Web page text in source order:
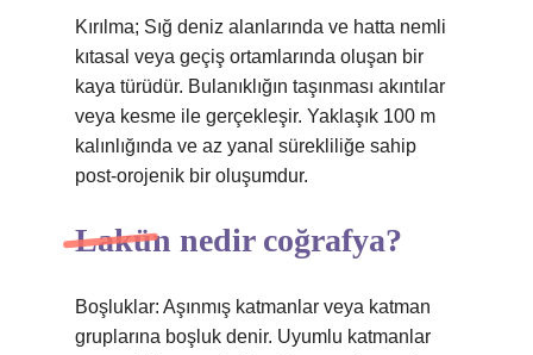
Kırılma; Sığ deniz alanlarında ve hatta nemli
kıtasal veya geçiş ortamlarında oluşan bir
kaya türüdür. Bulanıklığın taşınması akıntılar
veya kesme ile gerçekleşir. Yaklaşık 100 m
kalınlığında ve az yanal sürekliliğe sahip
post-orojenik bir oluşumdur.
Lakün nedir coğrafya?
Boşluklar: Aşınmış katmanlar veya katman
gruplarına boşluk denir. Uyumlu katmanlar